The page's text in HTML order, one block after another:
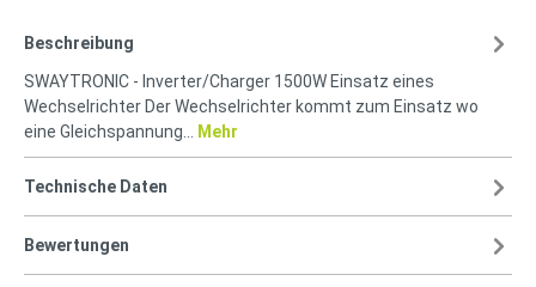
Beschreibung
SWAYTRONIC - Inverter/Charger 1500W Einsatz eines
Wechselrichter Der Wechselrichter kommt zum Einsatz wo
eine Gleichspannung…
Mehr
Technische Daten
Bewertungen